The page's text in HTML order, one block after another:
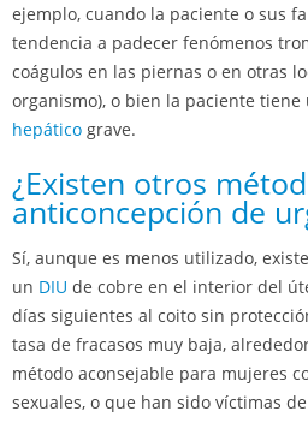
ejemplo, cuando la paciente o sus
tendencia a padecer fenómenos
coágulos en las piernas o en otras
organismo), o bien la paciente tiene
hepático grave.
¿Existen otros
anticoncepción de
Sí, aunque es menos utilizado,
un DIU de cobre en el interior del
días siguientes al coito sin
tasa de fracasos muy baja,
método aconsejable para mujeres
sexuales, o que han sido víctimas